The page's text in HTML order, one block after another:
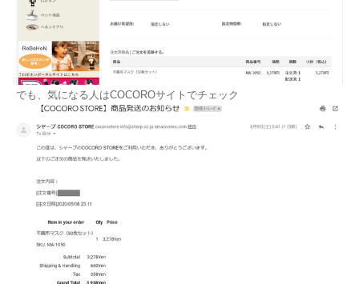
でも、気になる人はCOCOROサイトでチェック